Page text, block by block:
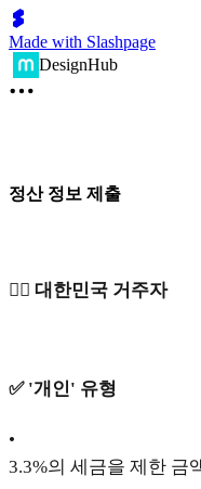
Made with Slashpage
DesignHub
정산 정보 제출
🙋‍♂️ 대한민국 거주자
✅ '개인' 유형
•
3.3%의 세금을 제한 금